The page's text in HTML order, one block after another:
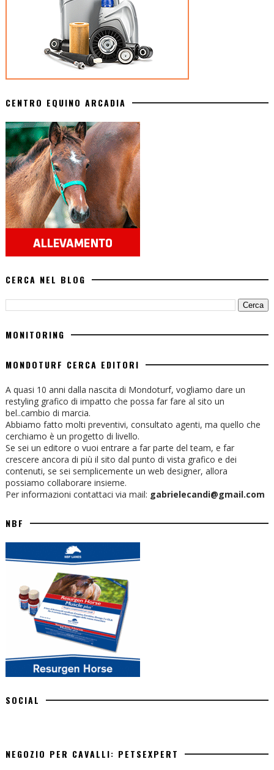
CENTRO EQUINO ARCADIA
CERCA NEL BLOG
MONITORING
MONDOTURF CERCA EDITORI
A quasi 10 anni dalla nascita di Mondoturf, vogliamo dare un
restyling grafico di impatto che possa far fare al sito un
bel..cambio di marcia.
Abbiamo fatto molti preventivi, consultato agenti, ma quello che
cerchiamo è un progetto di livello.
Se sei un editore o vuoi entrare a far parte del team, e far
crescere ancora di più il sito dal punto di vista grafico e dei
contenuti, se sei semplicemente un web designer, allora
possiamo collaborare insieme.
Per informazioni contattaci via mail: gabrielecandi@gmail.com
NBF
SOCIAL
NEGOZIO PER CAVALLI: PETSEXPERT